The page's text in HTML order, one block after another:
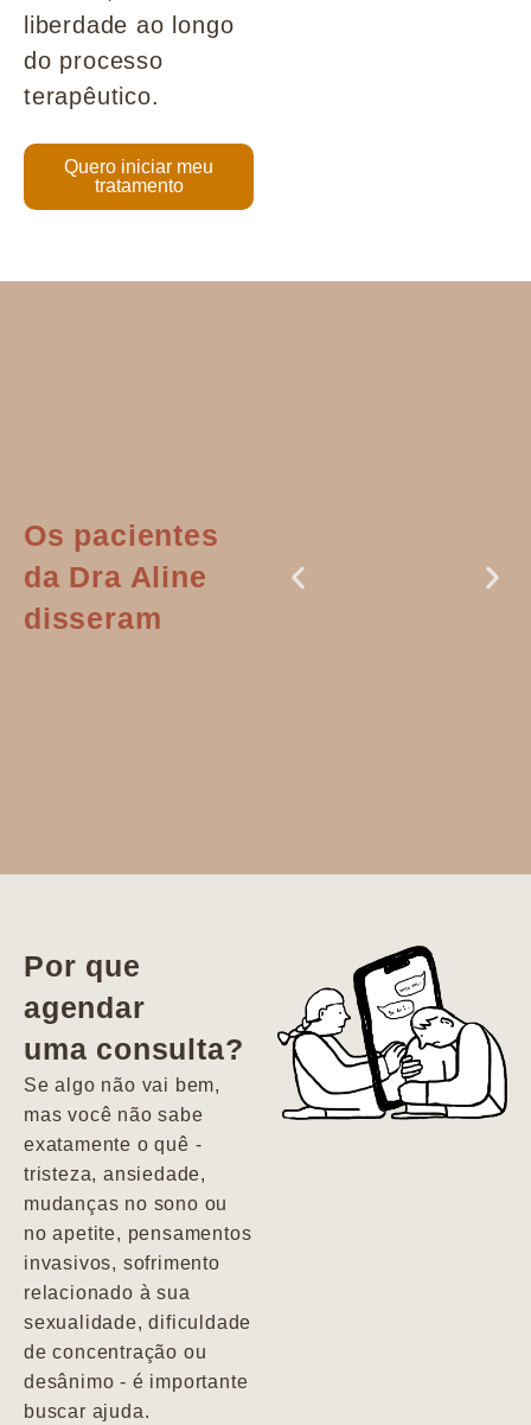
liberdade ao longo
do processo
terapêutico.
Quero iniciar meu
tratamento
Os pacientes
da Dra Aline
disseram
vida. Ela me
encontrou num
estado misto de
depressão e
agitação com
pensamentos
Por que
agendar
uma consulta?
Se algo não vai bem,
mas você não sabe
exatamente o quê -
tristeza, ansiedade,
mudanças no sono ou
no apetite, pensamentos
invasivos, sofrimento
relacionado à sua
sexualidade, dificuldade
de concentração ou
desânimo - é importante
buscar ajuda.